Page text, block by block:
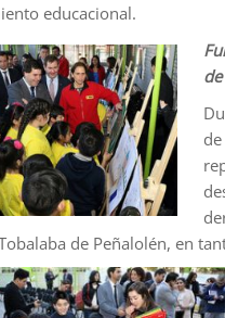
educacional.
de Peñalolén, en